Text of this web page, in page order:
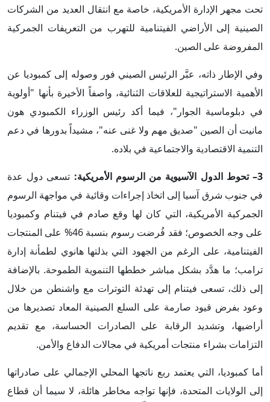
تحت مجهر الإدارة الأمريكية، خاصة مع انتقال العديد من الشركات
الصينية إلى الأراضي الفيتنامية للتهرب من التعريفات الجمركية
المفروضة على الصين.
وفي الإطار ذاته، عبَّر الرئيس الصيني فور وصوله إلى كمبوديا عن
الأهمية الاستراتيجية للعلاقات الثنائية، واصفاً الأخيرة بأنها "أولوية
في دبلوماسية الجوار"، فيما أكد رئيس الوزراء الكمبودي هون
مانيت أن الصين "صديق مهم ولا غنى عنه"، مشيداً بدورها في دعم
التنمية الاقتصادية والاجتماعية في بلاده.
3– تحوط الدول الآسيوية من الرسوم الأمريكية:
تسعى دول عدة
في جنوب شرق آسيا إلى اتخاذ إجراءات وقائية في مواجهة الرسوم
الجمركية الأمريكية، التي كان لها وقع صادم في فيتنام وكمبوديا
على وجه الخصوص؛ فقد فُرضت رسوم بنسبة 46% على المنتجات
الفيتنامية، على الرغم من الجهود التي بذلتها هانوي لطمأنة إدارة
ترامب؛ ما هدَّد بشكل مباشر خططها التنموية الطموحة. بالإضافة
إلى ذلك، تسعى فيتنام إلى تهدئة التوترات مع واشنطن من خلال
وعود بفرض قيود صارمة على السلع الصينية المعاد تصديرها من
أراضيها، وتشديد الرقابة على الصادرات الحساسة، مع تقديم
التزامات بشراء منتجات أمريكية في مجالات الدفاع والأمن.
أما كمبوديا، التي يعتمد ربع ناتجها المحلي الإجمالي على صادراتها
إلى الولايات المتحدة، فإنها تواجه مخاطر هائلة، لا سيما أن قطاع